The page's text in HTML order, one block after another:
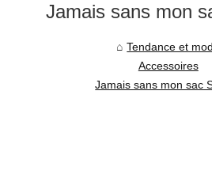
Jamais sans mon
Tendance et
Accessoires
Jamais sans mon sac